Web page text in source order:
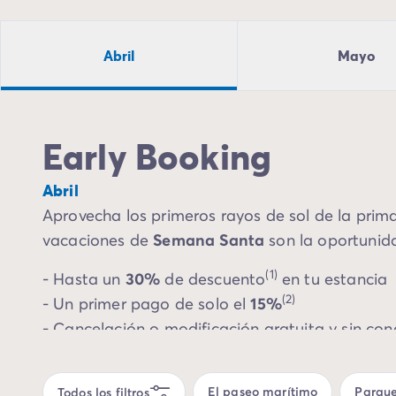
Camping Sitges
Camping Comunidad Valenciana
Camping Alicante
Camping Benidorm
Camping Costa de Azahar
Camping Peniscola
Camping Portugal
Camping Norte de Portugal
Camping Oporto
Camping Francia
Camping Dordoña - Périgord
Camping Gironda
Abril Mayo
Early Booking
Abril
Aprovecha los primeros rayos de sol de la
vacaciones de Semana Santa son la
- Hasta un 30% de descuento(1) en tu estancia
- Un primer pago de solo el15%(2)
- Cancelación o modificación gratuita y sin
Todos los filtros El paseo marítimo